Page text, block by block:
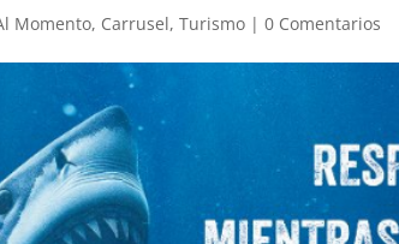
Momento, Carrusel,Turismo |0 Comentarios